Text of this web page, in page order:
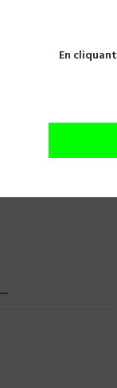
En